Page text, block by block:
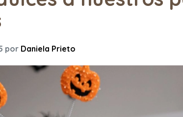
por Daniela Prieto